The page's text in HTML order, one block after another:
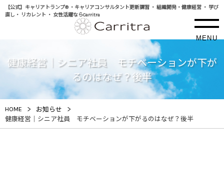
【公式】キャリアトランプ® ・キャリアコンサルタント更新講習 ・ 組織開発・健康経営 ・ 学び
直し・ リカレント ・ 女性活躍ならCarritra
MENU
健康経営｜シニア社員 モチベーションが下が
るのはなぜ？後半
HOME > お知らせ >
健康経営｜シニア社員 モチベーションが下がるのはなぜ？後半